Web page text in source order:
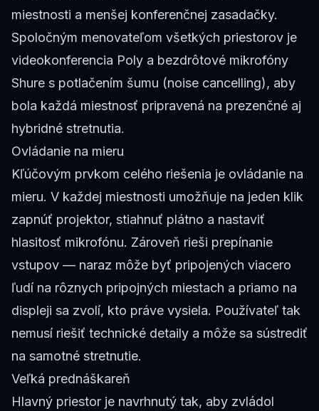
miestnosti a menšej konferenčnej zasadačky.
Spoločným menovateľom všetkých priestorov je
videokonferencia Poly a bezdrôtové mikrofóny
Shure s potlačením šumu (noise cancelling), aby
bola každá miestnosť pripravená na prezenčné aj
hybridné stretnutia.
Ovládanie na mieru
Kľúčovým prvkom celého riešenia je ovládanie na
mieru. V každej miestnosti umožňuje na jeden klik
zapnúť projektor, stiahnuť plátno a nastaviť
hlasitosť mikrofónu. Zároveň rieši prepínanie
vstupov — naraz môže byť pripojených viacero
ľudí na rôznych pripojných miestach a priamo na
displeji sa zvolí, kto práve vysiela. Používateľ tak
nemusí riešiť technické detaily a môže sa sústrediť
na samotné stretnutie.
Veľká prednáškareň
Hlavný priestor je navrhnutý tak, aby zvládol